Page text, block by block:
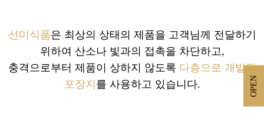
OPEN
선미식품은 최상의 상태의 제품을 고객님께 전달하기
위하여 산소나 빛과의 접촉을 차단하고,
충격으로부터 제품이 상하지 않도록 다층으로 개발된
포장지 를 사용하고 있습니다.